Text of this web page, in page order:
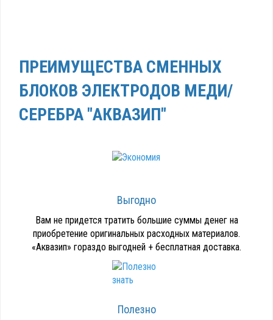
ПРЕИМУЩЕСТВА СМЕННЫХ
БЛОКОВ ЭЛЕКТРОДОВ МЕДИ/
СЕРЕБРА "АКВАЗИП"
Выгодно
Вам не придется тратить большие суммы денег на
приобретение оригинальных расходных материалов.
«Аквазип» гораздо выгодней + бесплатная доставка.
Полезно